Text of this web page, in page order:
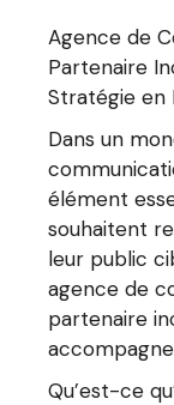
Agence de
Partenaire
Stratégie en
Dans un
élément
souhaitent
leur public
agence de
partenaire
Qu’est-ce